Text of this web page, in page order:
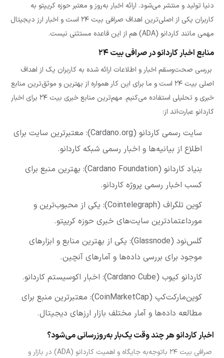
دنیا تولید و منتشر می‌شود. ارائه اخبار به‌روز و معتبر حوزه کریپتو به
کاربران یکی از اصلی‌ترین اهداف صرافی بیت ۲۴ است و اخبار ارز دیجیتال
مهمی مانند کاردانو (ADA) هم از این قاعده مستثنی نیست.
منابع اخبار کاردانو در صرافی بیت ۲۴
بررسی صحت‌وسقم اخبار و اطلاعات ارائه شده به کاربران یک از اهداف
اصلی بیت ۲۴ است و ما برای این کار همواره از بهترین و موثق‌ترین منابع
خبری و تحلیلی استفاده می‌کنیم. مهم‌ترین منابع خبری بیت ۲۴ برای اخبار
کاردانو عبارت‌اند از:
سایت رسمی کاردانو (Cardano.org): معتبرترین سایت برای
اطلاع از بیانیه‌ها و اخبار رسمی شبکه کاردانو.
بنیاد کاردانو (Cardano Foundation): بهترین منبع برای
کسب اخبار رسمی پروژه کاردانو.
کوین تلگراف (Cointelegraph): یکی از محبوب‌ترین و
مورداعتمادترین سایت‌های خبری حوزه کریپتو.
گلس‌نود (Glassnode): یکی از بهترین منابع و ابزارهای
موجود برای بررسی داده‌ها و آمارهای آنچین.
کاردانو کیوب (Cardano Cube): اخبار اکوسیستم کاردانو.
کوین‌مارکت‌کپ (CoinMarketCap): معتبرترین منبع برای
مطالعه داده‌ها و آمار مختلف بازار ارزهای دیجیتال.
اخبار کاردانو هر چند وقت یک‌بار به‌روزرسانی می‌شود؟
صرافی بیت ۲۴ باتوجه‌به جایگاه و اهمیت کاردانو (ADA) در بازار و